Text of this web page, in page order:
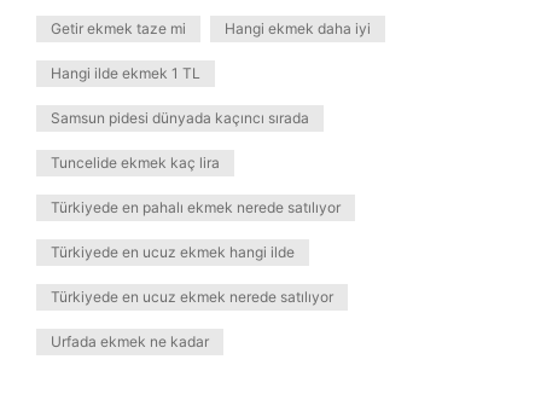
Getir ekmek taze mi Hangi ekmek daha iyi
Hangi ilde ekmek 1 TL
Samsun pidesi dünyada kaçıncı sırada
Tuncelide ekmek kaç lira
Türkiyede en pahalı ekmek nerede satılıyor
Türkiyede en ucuz ekmek hangi ilde
Türkiyede en ucuz ekmek nerede satılıyor
Urfada ekmek ne kadar